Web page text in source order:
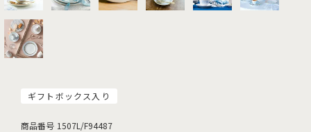
ギフトボックス入り
商品番号 1507L/F94487